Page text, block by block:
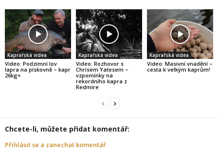
Kaprařská videa
Video: Podzimní lov
lapra na pískovně – kapr
26kg+
Kaprařská videa
Video: Rozhovor s
Chrisem Yatesem –
vzpomínky na
rekordního kapra z
Redmire
Kaprařská videa
Video: Masivní vnadění –
cesta k velkým kaprům!
Chcete-li, můžete přidat komentář:
Přihlásit se a zanechat komentář